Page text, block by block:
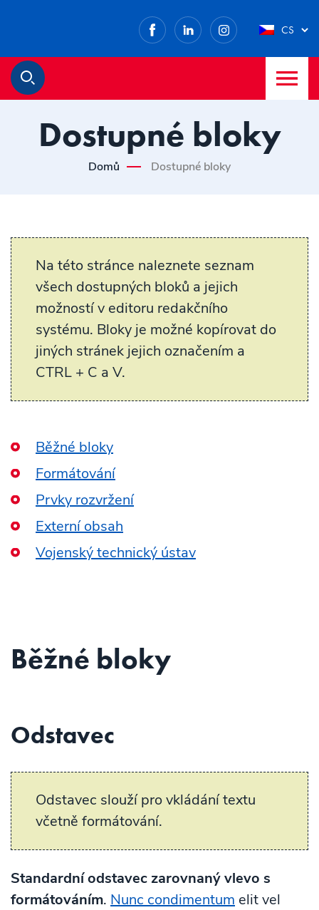
Facebook
LinkedInInstagram
CS
Dostupné bloky
Domů Dostupné bloky
Na této stránce naleznete seznam
všech dostupných bloků a jejich
možností v editoru redakčního
systému. Bloky je možné kopírovat do
jiných stránek jejich označením a
CTRL + C a V.
Běžné bloky
Formátování
Prvky rozvržení
Externí obsah
Vojenský technický ústav
Běžné bloky
Odstavec
Odstavec slouží pro vkládání textu
včetně formátování.
Standardní odstavec zarovnaný vlevo s
formátováním. Nunc condimentum elit vel